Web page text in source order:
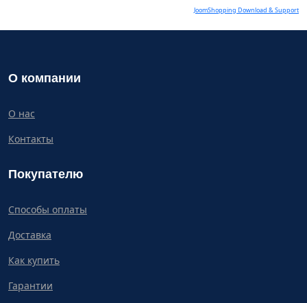
JoomShopping Download & Support
О компании
О нас
Контакты
Покупателю
Способы оплаты
Доставка
Как купить
Гарантии